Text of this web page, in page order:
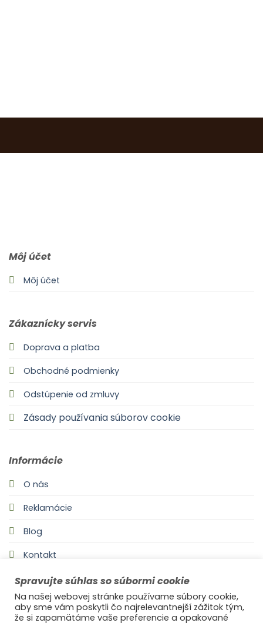
Môj účet
Môj účet
Zákaznícky servis
Doprava a platba
Obchodné podmienky
Odstúpenie od zmluvy
Zásady používania súborov cookie
Informácie
O nás
Reklamácie
Blog
Kontakt
Spravujte súhlas so súbormi cookie
Na našej webovej stránke používame súbory cookie,
aby sme vám poskytli čo najrelevantnejší zážitok tým,
že si zapamätáme vaše preferencie a opakované